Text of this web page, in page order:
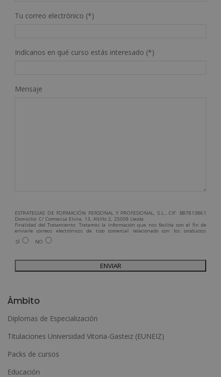
Tu correo electrónico (*)
Indícanos en qué curso estás interesado (*)
Mensaje
ESTRATEGIAS DE FORMACIÓN PERSONAL Y PROFESIONAL, S.L., CIF: B87813861
Domicilio: C/ Comtessa Elvira, 13, Altillo 2, 25008 Lleida.
Finalidad del Tratamiento: Tratamos la información que nos facilita con el fin de
enviarle correos electrónicos de tipo comercial relacionado con los productos
ofrecidos y otros tipo de productos que fueran de su interés.
Legitimación del tratamiento: Consentimiento del interesado.
Para más información consulte nuestra Política de Privacidad.
Desea recibir información comercial (vía telefónica y/o email):
SÍ NO
e
r
n
Ámbito
Diplomas de Especialización
Titulaciones Universidad Vitoria-Gasteiz (EUNEIZ)
Packs de cursos
Educación